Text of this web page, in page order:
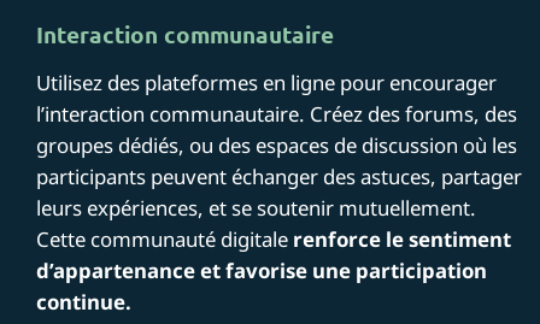
Interaction communautaire
Utilisez des plateformes en ligne pour encourager
l’interaction communautaire. Créez des forums, des
groupes dédiés, ou des espaces de discussion où les
participants peuvent échanger des astuces, partager
leurs expériences, et se soutenir mutuellement.
Cette communauté digitale renforce le sentiment
d’appartenance et favorise une participation
continue.